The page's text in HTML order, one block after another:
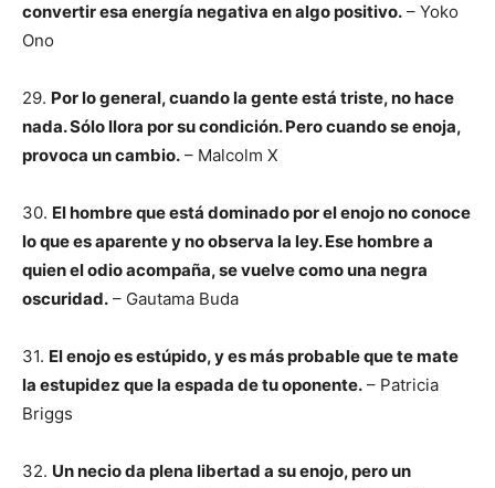
convertir esa energía negativa en algo positivo. – Yoko
Ono
29. Por lo general, cuando la gente está triste, no hace
nada. Sólo llora por su condición. Pero cuando se enoja,
provoca un cambio. – Malcolm X
30. El hombre que está dominado por el enojo no conoce
lo que es aparente y no observa la ley. Ese hombre a
quien el odio acompaña, se vuelve como una negra
oscuridad. – Gautama Buda
31. El enojo es estúpido, y es más probable que te mate
la estupidez que la espada de tu oponente. – Patricia
Briggs
32. Un necio da plena libertad a su enojo, pero un